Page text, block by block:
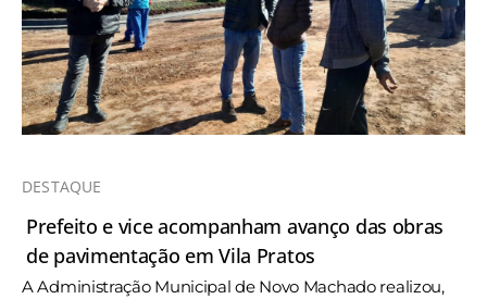
DESTAQUE
Prefeito e vice acompanham avanço das obras
de pavimentação em Vila Pratos
A Administração Municipal de Novo Machado realizou,